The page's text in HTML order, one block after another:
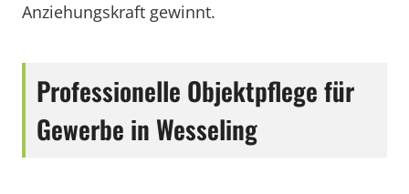
Anziehungskraft gewinnt.
Professionelle Objektpflege für
Gewerbe in Wesseling